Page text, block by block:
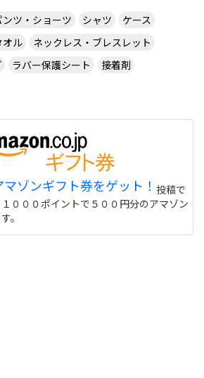
ンツ・ショーツ シャツ
ケース
オル
ネックレス・ブレスレット
ラバー保護シート
接着剤
ゾンギフト券をゲット！ 投稿で
０００ポイントで５００円分のアマゾン
。